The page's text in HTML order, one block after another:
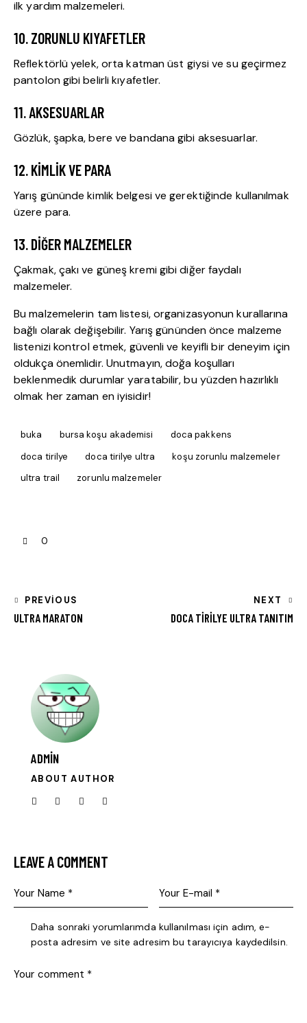
ilk yardım malzemeleri.
10. ZORUNLU KIYAFETLER
Reflektörlü yelek, orta katman üst giysi ve su geçirmez
pantolon gibi belirli kıyafetler.
11. AKSESUARLAR
Gözlük, şapka, bere ve bandana gibi aksesuarlar.
12. KIMLIK VE PARA
Yarış gününde kimlik belgesi ve gerektiğinde kullanılmak
üzere para.
13. DIĞER MALZEMELER
Çakmak, çakı ve güneş kremi gibi diğer faydalı
malzemeler.
Bu malzemelerin tam listesi, organizasyonun kurallarına
bağlı olarak değişebilir. Yarış gününden önce malzeme
listenizi kontrol etmek, güvenli ve keyifli bir deneyim için
oldukça önemlidir. Unutmayın, doğa koşulları
beklenmedik durumlar yaratabilir, bu yüzden hazırlıklı
olmak her zaman en iyisidir!
buka bursa koşu akademisi
doca pakkens
doca tirilye
doca tirilye ultra
koşu zorunlu malzemeler
ultra trail
zorunlu malzemeler
0
PREVIOUS
ULTRA MARATON
NEXT
DOCA TIRILYE ULTRA TANITIM
ADMIN
ABOUT AUTHOR
LEAVE A COMMENT
Daha sonraki yorumlarımda kullanılması için adım, e-
posta adresim ve site adresim bu tarayıcıya kaydedilsin.